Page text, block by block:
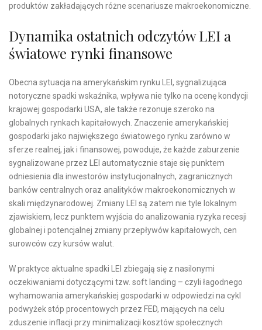
produktów zakładających różne scenariusze makroekonomiczne.
Dynamika ostatnich odczytów LEI a
światowe rynki finansowe
Obecna sytuacja na amerykańskim rynku LEI, sygnalizująca
notoryczne spadki wskaźnika, wpływa nie tylko na ocenę kondycji
krajowej gospodarki USA, ale także rezonuje szeroko na
globalnych rynkach kapitałowych. Znaczenie amerykańskiej
gospodarki jako największego światowego rynku zarówno w
sferze realnej, jak i finansowej, powoduje, że każde zaburzenie
sygnalizowane przez LEI automatycznie staje się punktem
odniesienia dla inwestorów instytucjonalnych, zagranicznych
banków centralnych oraz analityków makroekonomicznych w
skali międzynarodowej. Zmiany LEI są zatem nie tyle lokalnym
zjawiskiem, lecz punktem wyjścia do analizowania ryzyka recesji
globalnej i potencjalnej zmiany przepływów kapitałowych, cen
surowców czy kursów walut.
W praktyce aktualne spadki LEI zbiegają się z nasilonymi
oczekiwaniami dotyczącymi tzw. soft landing – czyli łagodnego
wyhamowania amerykańskiej gospodarki w odpowiedzi na cykl
podwyżek stóp procentowych przez FED, mających na celu
zduszenie inflacji przy minimalizacji kosztów społecznych